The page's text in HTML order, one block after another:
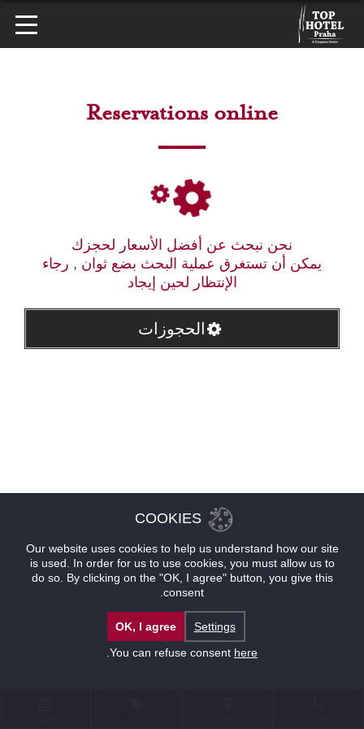
Reservations online
نحن نبحث عن أفضل الأسعار لحجزك
يمكن أن تستغرق عملية البحث بضع ثوان , رجاء
الإنتظار لحين إيجاد
الحجوزات
COOKIES
Our website uses cookies to help us understand how our site
is used. In order for us to use cookies, you must allow us to
do so. By clicking on the "OK, I agree" button, you give this
consent.
Settings
OK, I agree
You can refuse consent here
.